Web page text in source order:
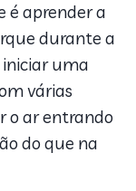
é aprender a
durante a
iniciar uma
várias
o ar entrando
do que na